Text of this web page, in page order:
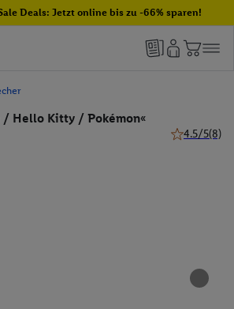
Deals: Jetzt online bis zu -66% sparen!
/ Hello Kitty / Pokémon«
4.5/5(8)